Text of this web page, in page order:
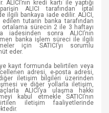
kredi kartı ile yaptığı
ALICI tarafından iptal
ilgili bankaya iade edilir. ALICI,
tutarın banka tarafından
ortalama sürecin 2 ile 3 haftayı
iadesinden sonra ALICI’nın
banka işlem süreci ile ilgili
için SATICI’yı sorumlu
eder.
kayıt formunda belirtilen veya
adresi, e-posta adresi,
iletişim bilgileri üzerinden
ve diğer yollarla iletişim,
ALICI’ya ulaşma hakkı
kabul etmekle SATICI’nın
iletişim faaliyetlerinde